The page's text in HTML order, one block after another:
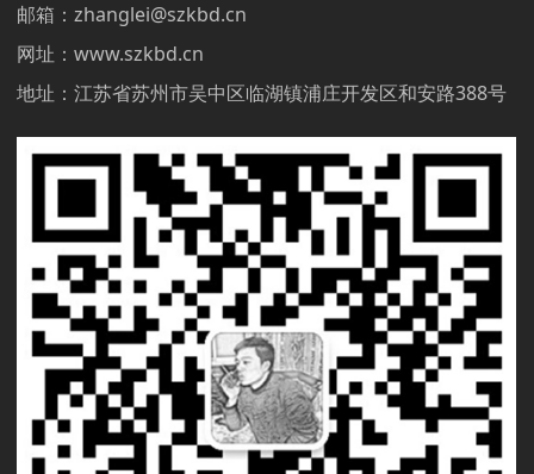
邮箱：zhanglei@szkbd.cn
网址：www.szkbd.cn
地址：江苏省苏州市吴中区临湖镇浦庄开发区和安路388号